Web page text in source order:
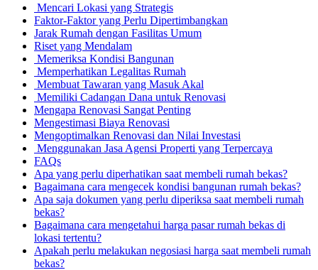
Mencari Lokasi yang Strategis
Faktor-Faktor yang Perlu Dipertimbangkan
Jarak Rumah dengan Fasilitas Umum
Riset yang Mendalam
Memeriksa Kondisi Bangunan
Memperhatikan Legalitas Rumah
Membuat Tawaran yang Masuk Akal
Memiliki Cadangan Dana untuk Renovasi
Mengapa Renovasi Sangat Penting
Mengestimasi Biaya Renovasi
Mengoptimalkan Renovasi dan Nilai Investasi
Menggunakan Jasa Agensi Properti yang Terpercaya
FAQs
Apa yang perlu diperhatikan saat membeli rumah bekas?
Bagaimana cara mengecek kondisi bangunan rumah bekas?
Apa saja dokumen yang perlu diperiksa saat membeli rumah
bekas?
Bagaimana cara mengetahui harga pasar rumah bekas di
lokasi tertentu?
Apakah perlu melakukan negosiasi harga saat membeli rumah
bekas?